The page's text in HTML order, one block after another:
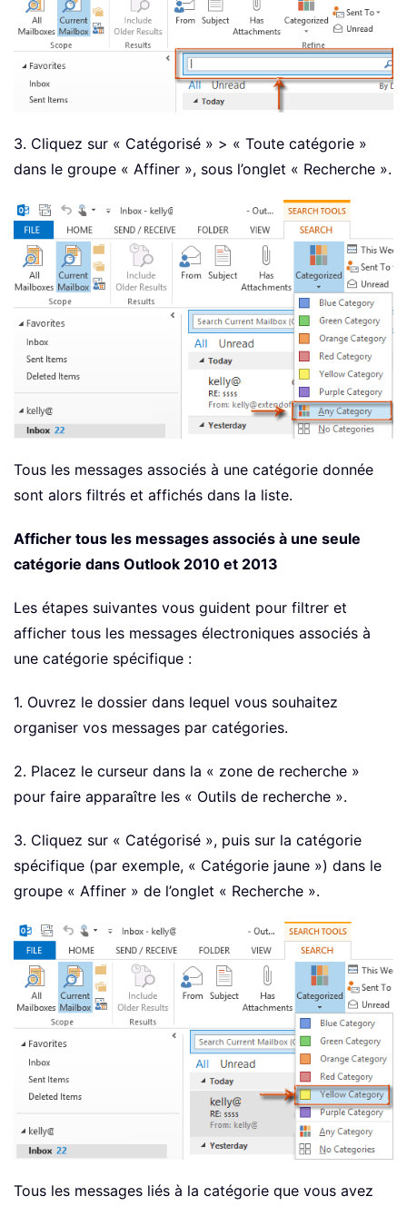
3. Cliquez sur « Catégorisé » > « Toute catégorie »
dans le groupe « Affiner », sous l’onglet « Recherche ».
Tous les messages associés à une catégorie donnée
sont alors filtrés et affichés dans la liste.
Afficher tous les messages associés à une seule
catégorie dans Outlook 2010 et 2013
Les étapes suivantes vous guident pour filtrer et
afficher tous les messages électroniques associés à
une catégorie spécifique :
1. Ouvrez le dossier dans lequel vous souhaitez
organiser vos messages par catégories.
2. Placez le curseur dans la « zone de recherche »
pour faire apparaître les « Outils de recherche ».
3. Cliquez sur « Catégorisé », puis sur la catégorie
spécifique (par exemple, « Catégorie jaune ») dans le
groupe « Affiner » de l’onglet « Recherche ».
Tous les messages liés à la catégorie que vous avez